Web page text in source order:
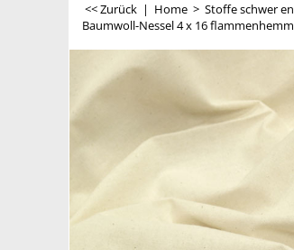
<< Zurück | Home > Stoffe schwer
Baumwoll-Nessel 4 x 16